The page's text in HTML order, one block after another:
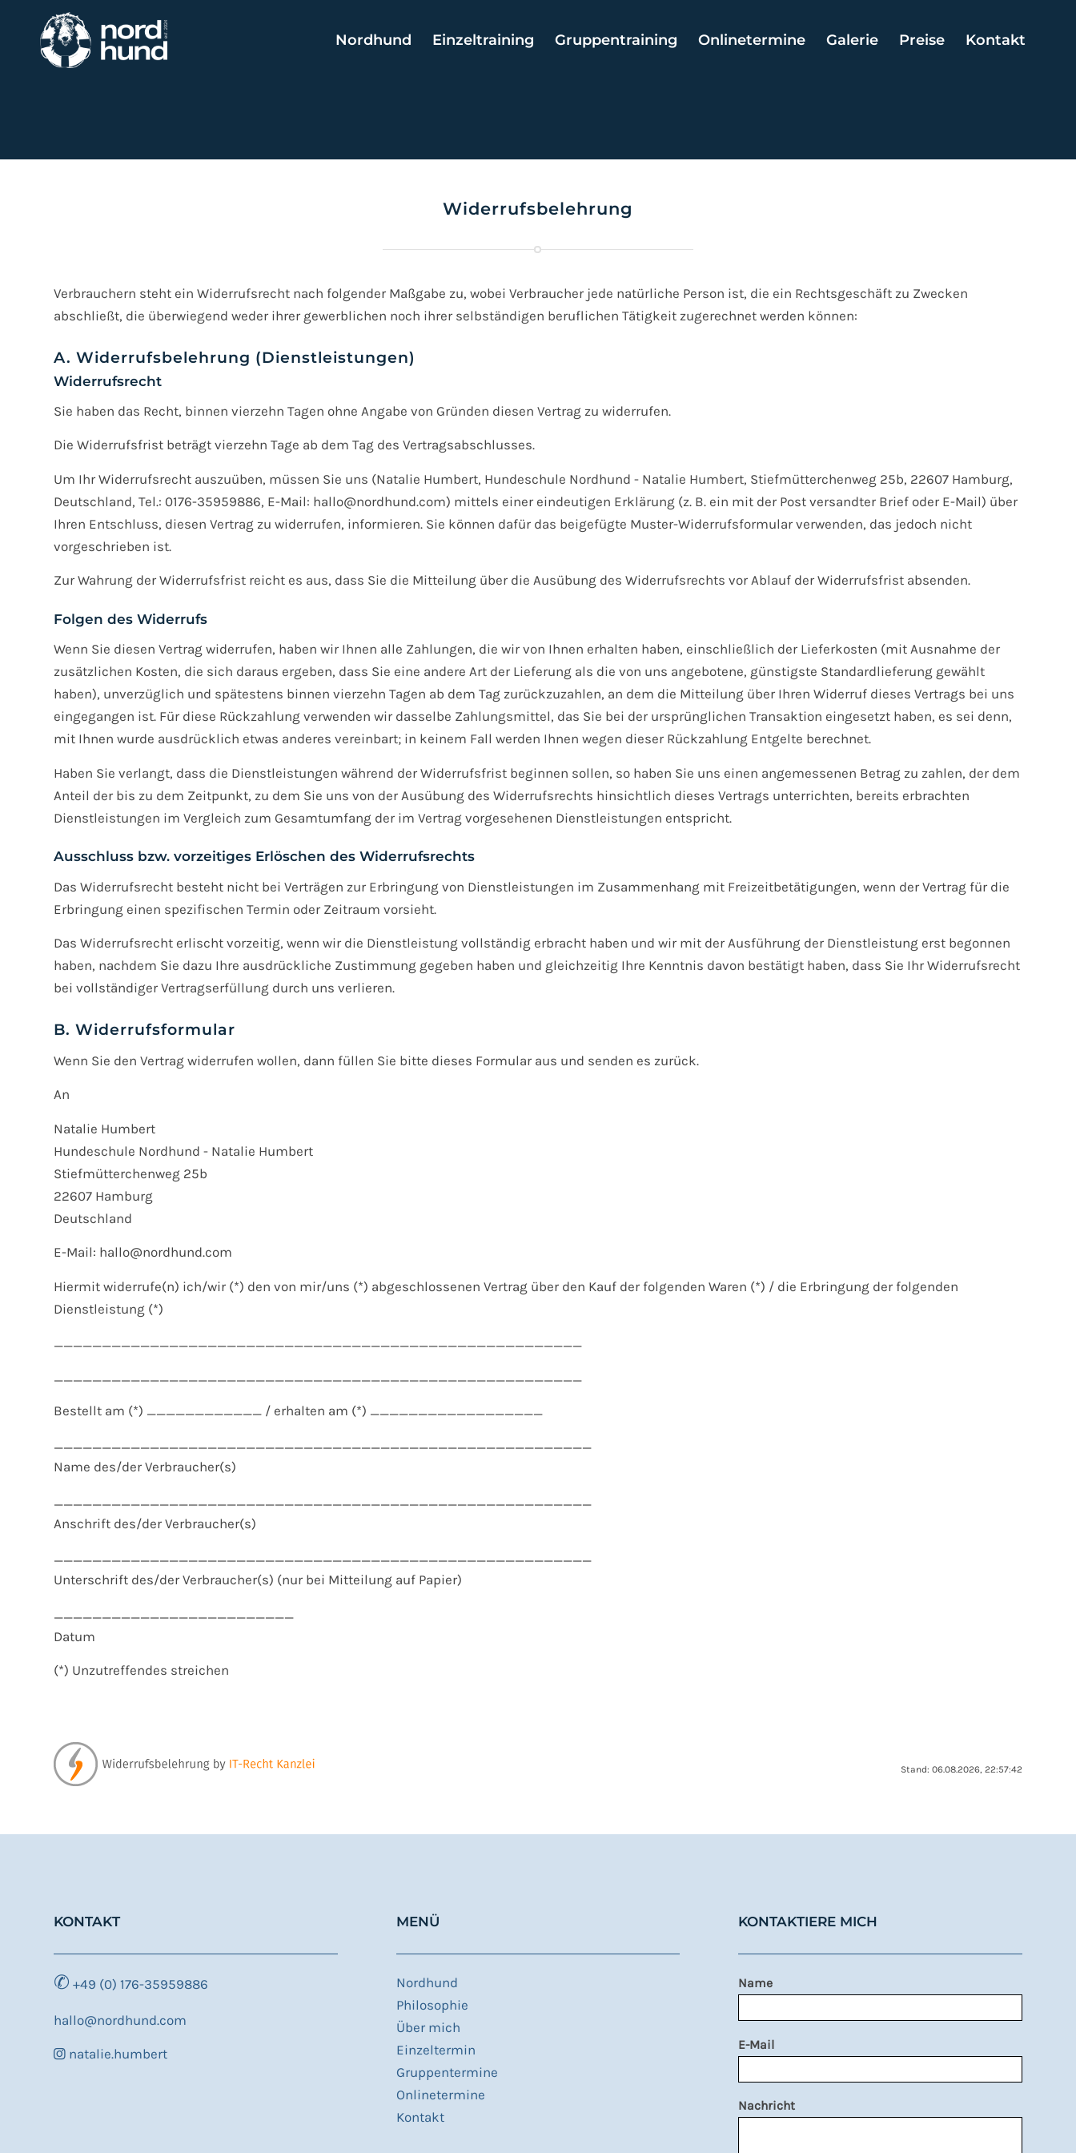
Nordhund Einzeltraining Gruppentraining Onlinetermine Galerie Preise Kontakt
Widerrufsbelehrung
Verbrauchern steht ein Widerrufsrecht nach folgender Maßgabe zu, wobei Verbraucher jede natürliche Person ist, die ein Rechtsgeschäft zu Zwecken
abschließt, die überwiegend weder ihrer gewerblichen noch ihrer selbständigen beruflichen Tätigkeit zugerechnet werden können:
A. Widerrufsbelehrung (Dienstleistungen)
Widerrufsrecht
Sie haben das Recht, binnen vierzehn Tagen ohne Angabe von Gründen diesen Vertrag zu widerrufen.
Die Widerrufsfrist beträgt vierzehn Tage ab dem Tag des Vertragsabschlusses.
Um Ihr Widerrufsrecht auszuüben, müssen Sie uns (Natalie Humbert, Hundeschule Nordhund - Natalie Humbert, Stiefmütterchenweg 25b, 22607 Hamburg,
Deutschland, Tel.: 0176-35959886, E-Mail: hallo@nordhund.com) mittels einer eindeutigen Erklärung (z. B. ein mit der Post versandter Brief oder E-Mail) über
Ihren Entschluss, diesen Vertrag zu widerrufen, informieren. Sie können dafür das beigefügte Muster-Widerrufsformular verwenden, das jedoch nicht
vorgeschrieben ist.
Zur Wahrung der Widerrufsfrist reicht es aus, dass Sie die Mitteilung über die Ausübung des Widerrufsrechts vor Ablauf der Widerrufsfrist absenden.
Folgen des Widerrufs
Wenn Sie diesen Vertrag widerrufen, haben wir Ihnen alle Zahlungen, die wir von Ihnen erhalten haben, einschließlich der Lieferkosten (mit Ausnahme der
zusätzlichen Kosten, die sich daraus ergeben, dass Sie eine andere Art der Lieferung als die von uns angebotene, günstigste Standardlieferung gewählt
haben), unverzüglich und spätestens binnen vierzehn Tagen ab dem Tag zurückzuzahlen, an dem die Mitteilung über Ihren Widerruf dieses Vertrags bei uns
eingegangen ist. Für diese Rückzahlung verwenden wir dasselbe Zahlungsmittel, das Sie bei der ursprünglichen Transaktion eingesetzt haben, es sei denn,
mit Ihnen wurde ausdrücklich etwas anderes vereinbart; in keinem Fall werden Ihnen wegen dieser Rückzahlung Entgelte berechnet.
Haben Sie verlangt, dass die Dienstleistungen während der Widerrufsfrist beginnen sollen, so haben Sie uns einen angemessenen Betrag zu zahlen, der dem
Anteil der bis zu dem Zeitpunkt, zu dem Sie uns von der Ausübung des Widerrufsrechts hinsichtlich dieses Vertrags unterrichten, bereits erbrachten
Dienstleistungen im Vergleich zum Gesamtumfang der im Vertrag vorgesehenen Dienstleistungen entspricht.
Ausschluss bzw. vorzeitiges Erlöschen des Widerrufsrechts
Das Widerrufsrecht besteht nicht bei Verträgen zur Erbringung von Dienstleistungen im Zusammenhang mit Freizeitbetätigungen, wenn der Vertrag für die
Erbringung einen spezifischen Termin oder Zeitraum vorsieht.
Das Widerrufsrecht erlischt vorzeitig, wenn wir die Dienstleistung vollständig erbracht haben und wir mit der Ausführung der Dienstleistung erst begonnen
haben, nachdem Sie dazu Ihre ausdrückliche Zustimmung gegeben haben und gleichzeitig Ihre Kenntnis davon bestätigt haben, dass Sie Ihr Widerrufsrecht
bei vollständiger Vertragserfüllung durch uns verlieren.
B. Widerrufsformular
Wenn Sie den Vertrag widerrufen wollen, dann füllen Sie bitte dieses Formular aus und senden es zurück.
An
Natalie Humbert
Hundeschule Nordhund - Natalie Humbert
Stiefmütterchenweg 25b
22607 Hamburg
Deutschland
E-Mail: hallo@nordhund.com
Hiermit widerrufe(n) ich/wir (*) den von mir/uns (*) abgeschlossenen Vertrag über den Kauf der folgenden Waren (*) / die Erbringung der folgenden
Dienstleistung (*)
_______________________________________________________
_______________________________________________________
Bestellt am (*) ____________ / erhalten am (*) __________________
________________________________________________________
Name des/der Verbraucher(s)
________________________________________________________
Anschrift des/der Verbraucher(s)
________________________________________________________
Unterschrift des/der Verbraucher(s) (nur bei Mitteilung auf Papier)
_________________________
Datum
(*) Unzutreffendes streichen
Stand: 06.08.2026, 22:57:42
KONTAKT
✆ +49 (0) 176-35959886
hallo@nordhund.com
natalie.humbert
MENÜ
Nordhund
Philosophie
Über mich
Einzeltermin
Gruppentermine
Onlinetermine
Kontakt
KONTAKTIERE MICH
Name
E-Mail
Nachricht